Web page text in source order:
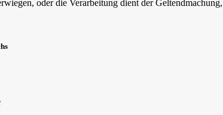
oder die Verarbeitung dient der